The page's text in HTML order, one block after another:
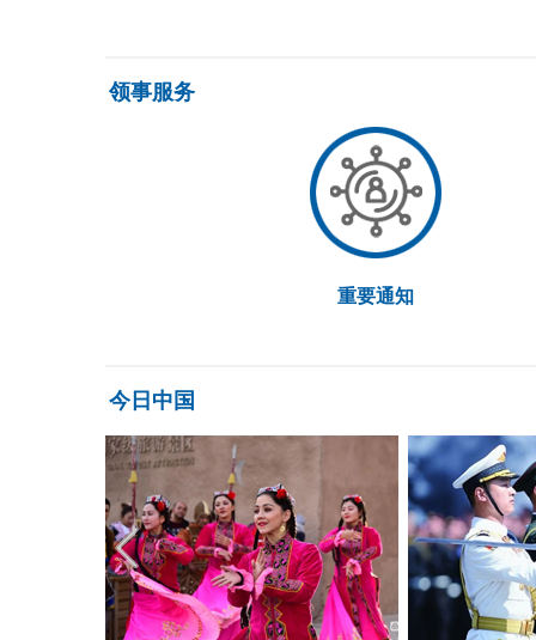
领事服务
重要通知
今日中国